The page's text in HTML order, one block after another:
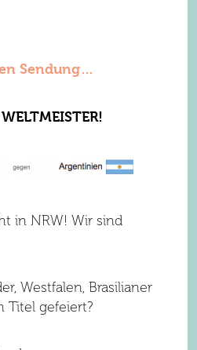
Sendung…
in NRW! Wir sind
Westfalen, Brasilianer
Titel gefeiert?